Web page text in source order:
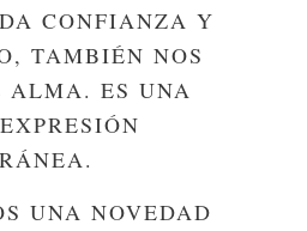
CONFIANZA Y
TAMBIÉN NOS
ALMA. ES UNA
UNA NOVEDAD